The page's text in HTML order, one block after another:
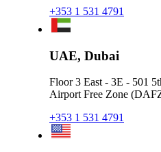
+353 1 531 4791
UAE, Dubai
Floor 3 East - 3E - 501
Airport Free Zone
+353 1 531 4791